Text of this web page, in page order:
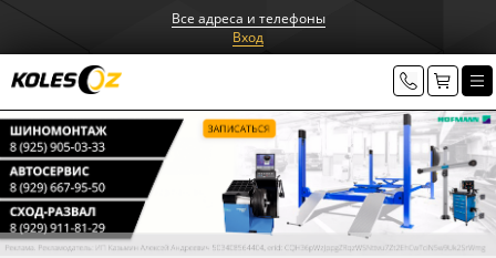
Все адреса и телефоны
Вход